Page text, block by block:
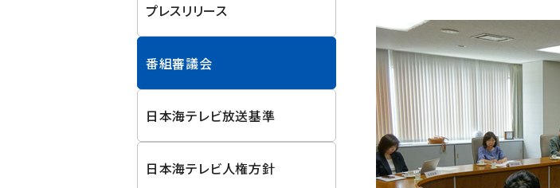
プレスリリース
番組審議会
日本海テレビ放送基準
日本海テレビ人権方針